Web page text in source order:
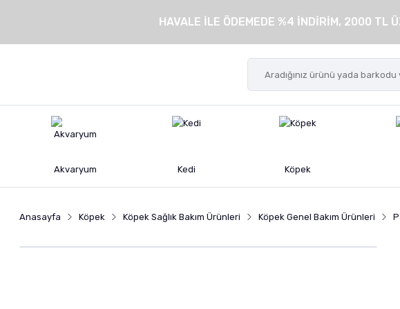
HAVALE İLE ÖDEMEDE %4 İNDİRİM, 2000 TL
Akvaryum Kedi Köpek
Anasayfa Köpek Köpek Sağlık Bakım Ürünleri Köpek Genel Bakım Ürünleri